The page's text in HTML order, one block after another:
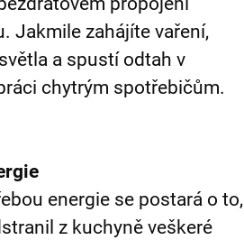
Jakmile zahájíte vaření,
a spustí odtah v
chytrým spotřebičům.
energie se postará o to,
z kuchyně veškeré